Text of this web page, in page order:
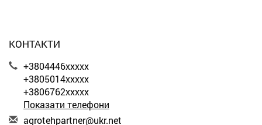
КОНТАКТИ
+3804446xxxxx
+3805014xxxxx
+3806762xxxxx
Показати телефони
agrotehpartner@ukr.net